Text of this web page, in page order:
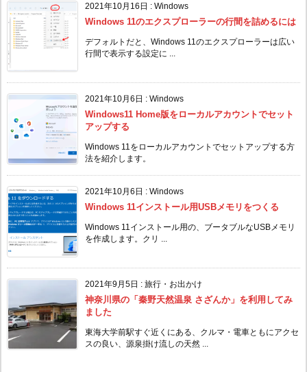
2021年10月16日 : Windows
Windows 11のエクスプローラーの行間を詰めるには
デフォルトだと、Windows 11のエクスプローラーは広い
行間で表示する設定に ...
2021年10月6日 : Windows
Windows11 Home版をローカルアカウントでセット
アップする
Windows 11をローカルアカウントでセットアップする方
法を紹介します。
2021年10月6日 : Windows
Windows 11インストール用USBメモリをつくる
Windows 11インストール用の、ブータブルなUSBメモリ
を作成します。クリ ...
2021年9月5日 : 旅行・お出かけ
神奈川県の「秦野天然温泉 さざんか」を利用してみ
ました
東海大学前駅すぐ近くにある、クルマ・電車ともにアクセ
スの良い、源泉掛け流しの天然 ...